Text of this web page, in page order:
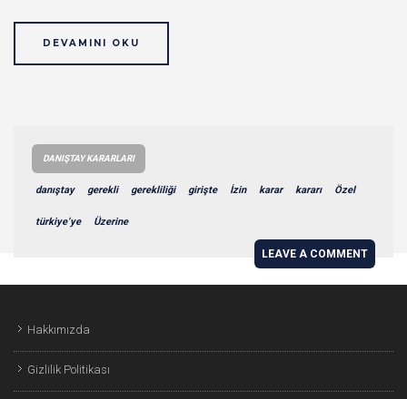
DEVAMINI OKU
DANIŞTAY KARARLARI
danıştay gerekli gerekliliği girişte İzin karar kararı Özel
türkiye’ye Üzerine
LEAVE A COMMENT
Hakkımızda
Gizlilik Politikası